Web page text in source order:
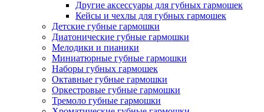
Другие аксессуары для губных гармошек
Кейсы и чехлы для губных гармошек
Детские губные гармошки
Диатонические губные гармошки
Мелодики и пианики
Миниатюрные губные гармошки
Наборы губных гармошек
Октавные губные гармошки
Оркестровые губные гармошки
Тремоло губные гармошки